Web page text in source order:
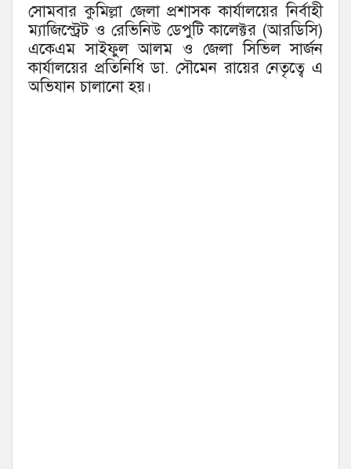
সোমবার কুমিল্লা জেলা প্রশাসক কার্যালয়ের নির্বাহী
ম্যাজিস্ট্রেট ও রেভিনিউ ডেপুটি কালেক্টর (আরডিসি)
একেএম সাইফুল আলম ও জেলা সিভিল সার্জন
কার্যালয়ের প্রতিনিধি ডা. সৌমেন রায়ের নেতৃত্বে এ
অভিযান চালানো হয়।